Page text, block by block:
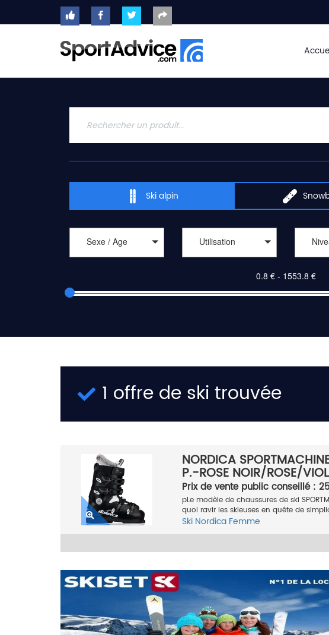
ACCUEIL
2020
CONSEILS
QUESTIONS
Ski alpin
Sexe / Age Utilisation
1 offre de ski trouvée
NORDICA
P.-ROSE NOIR/ROSE/
Prix de vente public conseillé :
pLe modèle de chaussures de ski
quoi ravir les skieuses en quête de
Ski Nordica Femme